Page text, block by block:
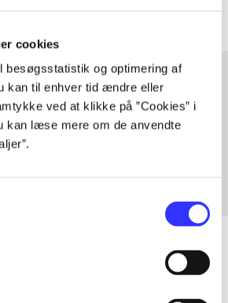
cookies
besøgsstatistik og optimering af
kan til enhver tid ændre eller
ved at klikke på ”Cookies” i
kan læse mere om de anvendte
emner